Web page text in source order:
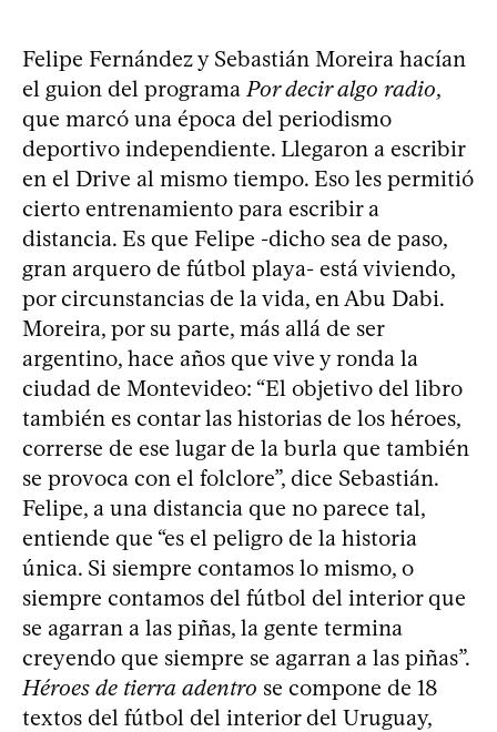
Felipe Fernández y Sebastián Moreira hacían
el guion del programa Por decir algo radio,
que marcó una época del periodismo
deportivo independiente. Llegaron a escribir
en el Drive al mismo tiempo. Eso les permitió
cierto entrenamiento para escribir a
distancia. Es que Felipe -dicho sea de paso,
gran arquero de fútbol playa- está viviendo,
por circunstancias de la vida, en Abu Dabi.
Moreira, por su parte, más allá de ser
argentino, hace años que vive y ronda la
ciudad de Montevideo: “El objetivo del libro
también es contar las historias de los héroes,
correrse de ese lugar de la burla que también
se provoca con el folclore”, dice Sebastián.
Felipe, a una distancia que no parece tal,
entiende que “es el peligro de la historia
única. Si siempre contamos lo mismo, o
siempre contamos del fútbol del interior que
se agarran a las piñas, la gente termina
creyendo que siempre se agarran a las piñas”.
Héroes de tierra adentro se compone de 18
textos del fútbol del interior del Uruguay,